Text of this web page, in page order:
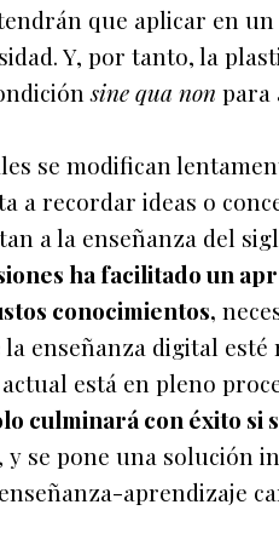
que aplicar en
Y, por tanto, la
sine qua non para
se modifican
a recordar ideas o
a la enseñanza del
ha facilitado un
conocimientos,
enseñanza digital
está en pleno
culminará con éxito si
, y se pone una solución
aprendizaje